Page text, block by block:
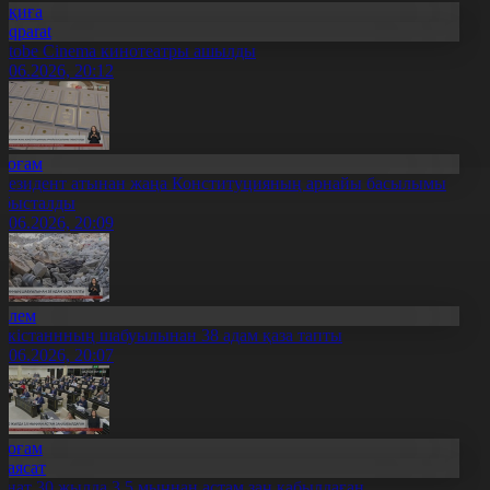
Cinema кинотеатры ашылды
20:12
атынан жаңа Конституцияның арнайы басылымы
20:09
шабуылынан 38 адам қаза тапты
20:07